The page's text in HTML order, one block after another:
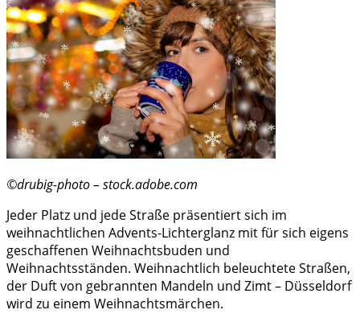
©drubig-photo – stock.adobe.com
Jeder Platz und jede Straße präsentiert sich im
weihnachtlichen Advents-Lichterglanz mit für sich eigens
geschaffenen Weihnachtsbuden und
Weihnachtsständen. Weihnachtlich beleuchtete Straßen,
der Duft von gebrannten Mandeln und Zimt – Düsseldorf
wird zu einem Weihnachtsmärchen.